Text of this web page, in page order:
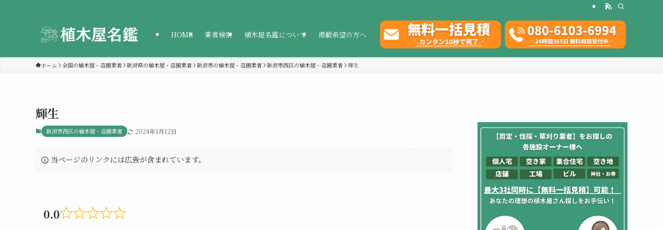
HOME 業者検索 植木屋名鑑について 掲載希望の方へ
ホーム 全国の植木屋・造園業者 新潟県の植木屋・造園業者 新潟市の植木屋・造園業者 新潟市西区の植木屋・造園業者 輝生
輝生
新潟市西区の植木屋・造園業者 2024年1月12日
当ページのリンクには広告が含まれています。
0.0
Rated